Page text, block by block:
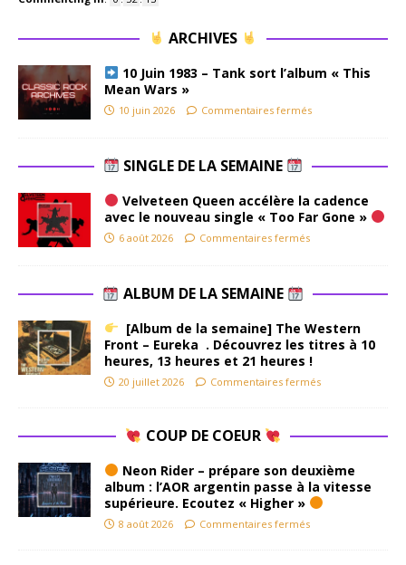
ARCHIVES
10 Juin 1983 – Tank sort l’album « This
Mean Wars »
10 juin 2026 Commentaires fermés
SINGLE DE LA SEMAINE
Velveteen Queen accélère la cadence
avec le nouveau single « Too Far Gone »
6 août 2026 Commentaires fermés
ALBUM DE LA SEMAINE
[Album de la semaine] The Western
Front – Eureka . Découvrez les titres à 10
heures, 13 heures et 21 heures !
20 juillet 2026 Commentaires fermés
COUP DE COEUR
Neon Rider – prépare son deuxième
album : l’AOR argentin passe à la vitesse
supérieure. Ecoutez « Higher »
8 août 2026 Commentaires fermés